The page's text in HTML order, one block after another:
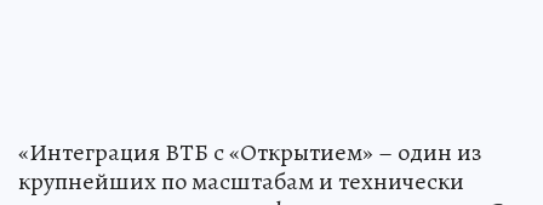
«Интеграция ВТБ с «Открытием» – один из
крупнейших по масштабам и технически